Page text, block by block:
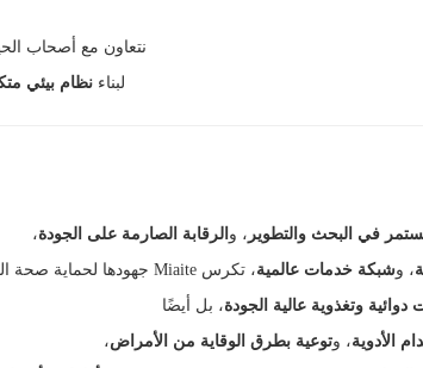
نتعاون مع أصحاب
لبناءنظام بيئي
في البحث والتطوير ، و الرقابة الصارمة على الجودة،
، وشبكة خدمات عالمية، تكرس Miaite جهودها لحماية صحة الحيوانات الأليفة.
دوائية وتغذوية عالية الجودة، بل أيضًا
الأدوية، وتوعية بطرق الوقاية من الأمراض،